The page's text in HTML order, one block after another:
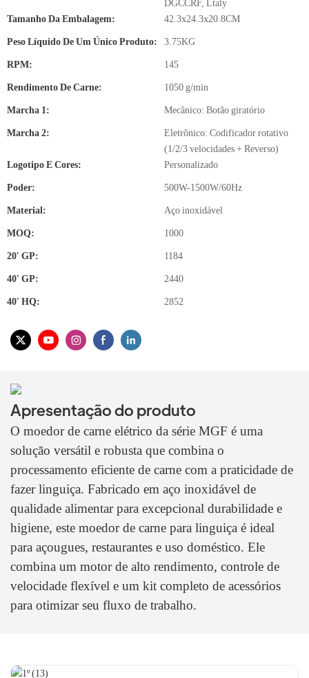
DGCCRF, Ltaly
Tamanho Da Embalagem:
42.3x24.3x20.8CM
Peso Líquido De Um Único Produto: 3.75KG
RPM: 145
Rendimento De Carne: 1050 g/min
Marcha 1: Mecânico: Botão giratório
Marcha 2:
Eletrônico: Codificador rotativo
(1/2/3 velocidades + Reverso)
Logotipo E Cores:
Personalizado
Poder: 500W-1500W/60Hz
Material: Aço inoxidável
MOQ: 1000
20′ GP: 1184
40′ GP: 2440
40′ HQ: 2852
Apresentação do produto
O moedor de carne elétrico da série MGF é uma
solução versátil e robusta que combina o
processamento eficiente de carne com a praticidade de
fazer linguiça. Fabricado em aço inoxidável de
qualidade alimentar para excepcional durabilidade e
higiene, este moedor de carne para linguiça é ideal
para açougues, restaurantes e uso doméstico. Ele
combina um motor de alto rendimento, controle de
velocidade flexível e um kit completo de acessórios
para otimizar seu fluxo de trabalho.